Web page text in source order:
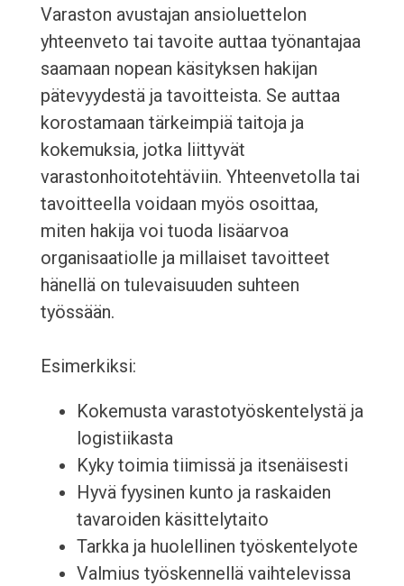
Varaston avustajan ansioluettelon
yhteenveto tai tavoite auttaa työnantajaa
saamaan nopean käsityksen hakijan
pätevyydestä ja tavoitteista. Se auttaa
korostamaan tärkeimpiä taitoja ja
kokemuksia, jotka liittyvät
varastonhoitotehtäviin. Yhteenvetolla tai
tavoitteella voidaan myös osoittaa,
miten hakija voi tuoda lisäarvoa
organisaatiolle ja millaiset tavoitteet
hänellä on tulevaisuuden suhteen
työssään.
Esimerkiksi:
Kokemusta varastotyöskentelystä ja
logistiikasta
Kyky toimia tiimissä ja itsenäisesti
Hyvä fyysinen kunto ja raskaiden
tavaroiden käsittelytaito
Tarkka ja huolellinen työskentelyote
Valmius työskennellä vaihtelevissa